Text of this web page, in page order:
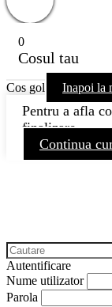
0
Cosul tau
Cos gol Inapoi la
Pentru a afla
finalizare
Continua
Autentificare
Nume utilizator
Parola